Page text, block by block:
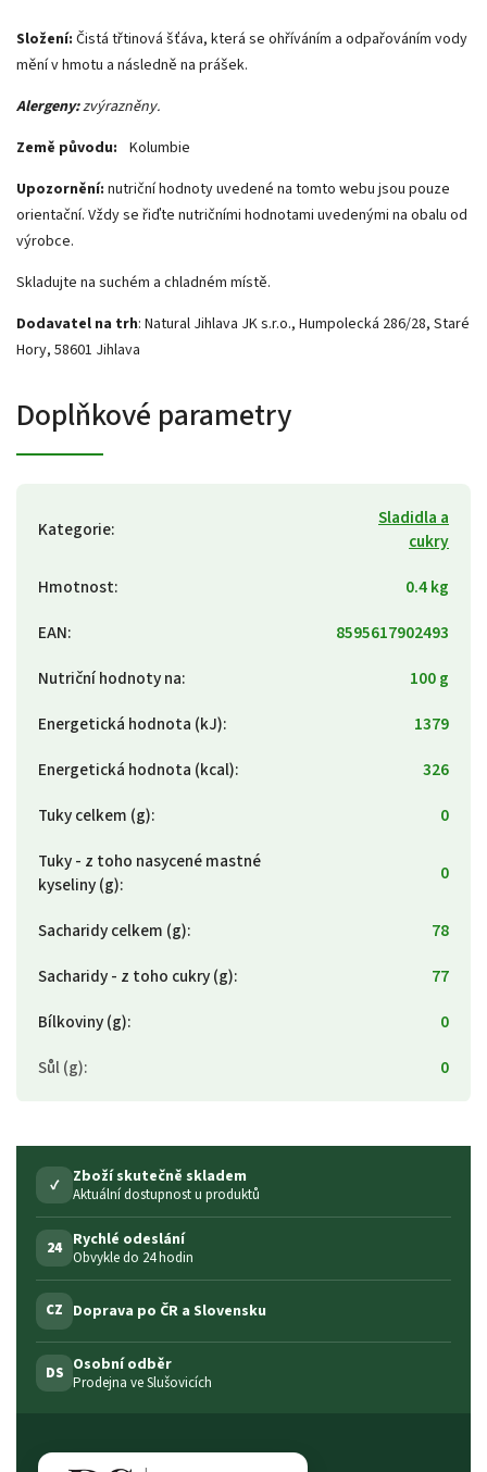
Složení: Čistá třtinová šťáva, která se ohříváním a odpařováním vody
mění v hmotu a následně na prášek.
Alergeny:zvýrazněny.
Země původu: Kolumbie
Upozornění: nutriční hodnoty uvedené na tomto webu jsou pouze
orientační. Vždy se řiďte nutričními hodnotami uvedenými na obalu od
výrobce.
Skladujte na suchém a chladném místě.
Dodavatel na trh: Natural Jihlava JK s.r.o., Humpolecká 286/28, Staré
Hory, 58601 Jihlava
Doplňkové parametry
Kategorie:
Sladidla a
cukry
Hmotnost:
0.4 kg
EAN:
8595617902493
Nutriční hodnoty na:
100 g
Energetická hodnota (kJ):
1379
Energetická hodnota (kcal):
326
Tuky celkem (g):
0
Tuky - z toho nasycené mastné
kyseliny (g): 0
Sacharidy celkem (g):
78
Sacharidy - z toho cukry (g):
77
Bílkoviny (g):
0
Sůl (g): 0
✓ Zboží skutečně skladem
Aktuální dostupnost u produktů
24 Rychlé odeslání
Obvykle do 24 hodin
CZ Doprava po ČR a Slovensku
DS Osobní odběr
Prodejna ve Slušovicích